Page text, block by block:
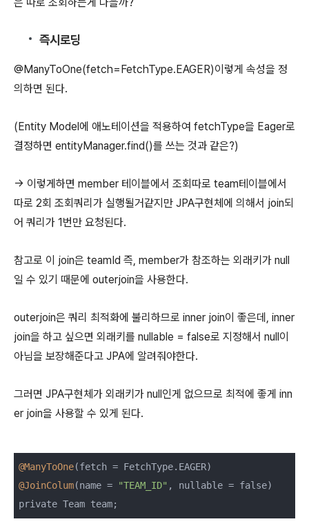
즉시로딩
@ManyToOne(fetch=FetchType.EAGER)이렇게 속성을 정
의하면 된다.
(Entity Model에 애노테이션을 적용하여 fetchType을 Eager로
결정하면 entityManager.find()를 쓰는 것과 같은?)
→ 이렇게하면 member 테이블에서 조회따로 team테이블에서
따로 2회 조회쿼리가 실행될거같지만 JPA구현체에 의해서 join되
어 쿼리가 1번만 요청된다.
참고로 이 join은 teamId 즉, member가 참조하는 외래키가 null
일 수 있기 때문에 outerjoin을 사용한다.
outerjoin은 쿼리 최적화에 불리하므로 inner join이 좋은데, inner
join을 하고 싶으면 외래키를 nullable = false로 지정해서 null이
아님을 보장해준다고 JPA에 알려줘야한다.
그러면 JPA구현체가 외래키가 null인게 없으므로 최적에 좋게 inn
er join을 사용할 수 있게 된다.
@ManyToOne
@JoinColum(name = "TEAM_ID" , nullable = false)
private Team team;